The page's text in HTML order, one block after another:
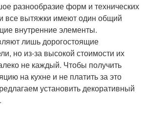
разнообразие форм и технических
все вытяжки имеют один общий
внутренние элементы.
лишь дорогостоящие
но из-за высокой стоимости их
не каждый. Чтобы получить
на кухне и не платить за это
установить декоративный